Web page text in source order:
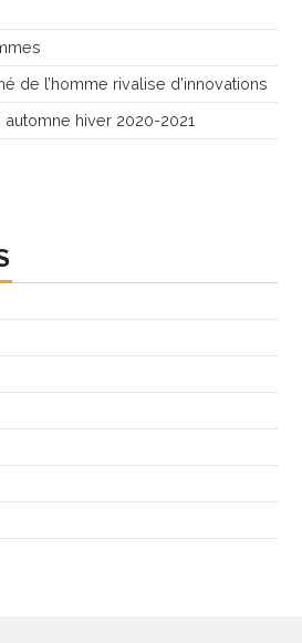
de l’homme rivalise d’innovations
hiver 2020-2021